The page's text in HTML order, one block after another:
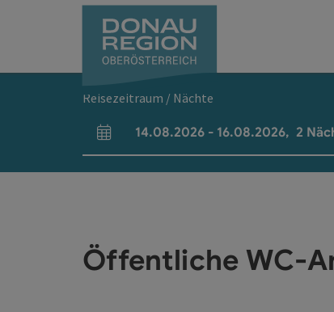
Reisezeitraum / Nächte
An- und Abreisefelder
14.08.2026 - 16.08.2026, 2
Öffentliche WC-